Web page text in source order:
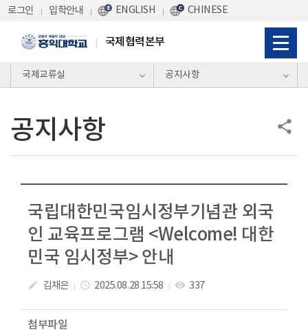
Skip Menu
로그인 입학안내 ENGLISH CHINESE
국제협력본부
국제교류실 공지사항
공지사항 share
국립대한민국임시정부기념관 외국
인 교육프로그램 <Welcome! 대한
민국 임시정부> 안내
create 김채은 access_time 2025.08.28 15:58 visibility 337
첨부파일